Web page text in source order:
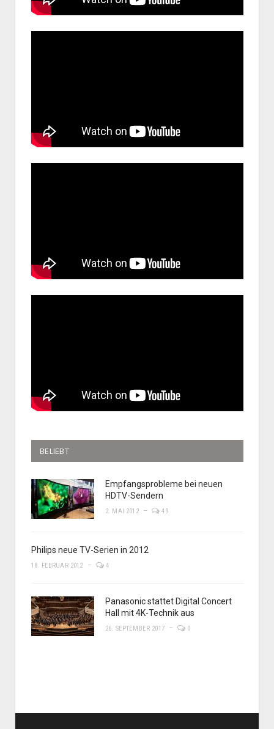
BELIEBT
Empfangsprobleme bei neuen
HDTV-Sendern
2. MAI 2012 49
Philips neue TV-Serien in 2012
18. FEBRUAR 2012 4
Panasonic stattet Digital Concert
Hall mit 4K-Technik aus
26. SEPTEMBER 2017 0